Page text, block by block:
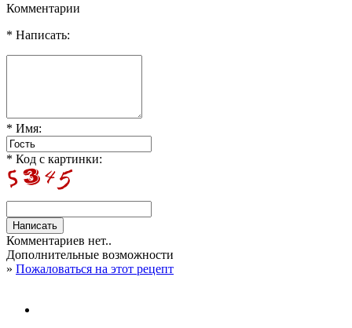
Комментарии
* Написать:
* Имя:
* Код с картинки:
Комментариев нет..
Дополнительные возможности
» Пожаловаться на этот рецепт